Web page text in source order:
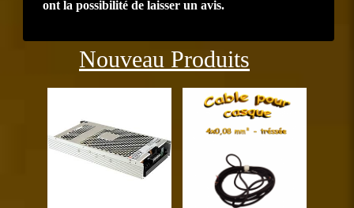
ont la possibilité de laisser un avis.
Nouveau Produits
Précédent